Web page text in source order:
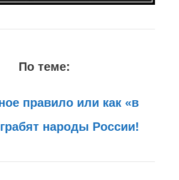
По теме:
правило или как «в
народы России!